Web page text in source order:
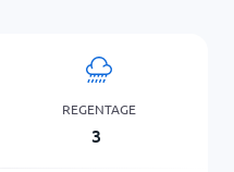
REGENTAGE
3